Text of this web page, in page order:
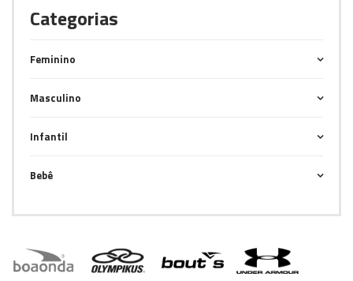
Categorias
Feminino
Masculino
Infantil
Bebê